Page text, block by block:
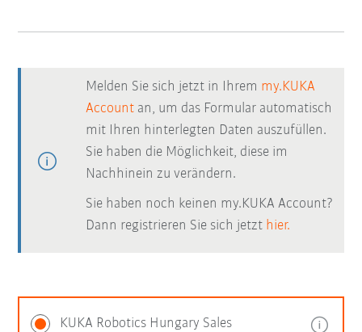
Melden Sie sich jetzt in Ihrem my.KUKA
Account an, um das Formular automatisch
mit Ihren hinterlegten Daten auszufüllen.
Sie haben die Möglichkeit, diese im
Nachhinein zu verändern.
Sie haben noch keinen my.KUKA Account?
Dann registrieren Sie sich jetzt hier.
KUKA Robotics Hungary Sales